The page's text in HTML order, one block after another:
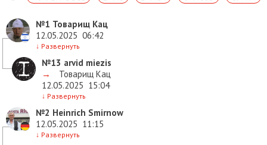
№1 Товарищ Кац
12.05.2025 06:42
↓ Развернуть
№13 arvid miezis
→
Товарищ Кац
12.05.2025 15:04
↓ Развернуть
№2 Heinrich Smirnow
12.05.2025 11:15
↓ Развернуть